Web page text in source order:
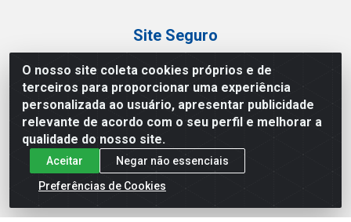
O nosso site coleta cookies próprios e de
terceiros para proporcionar uma experiência
personalizada ao usuário, apresentar publicidade
relevante de acordo com o seu perfil e melhorar a
qualidade do nosso site.
Aceitar
Negar não essenciais
Preferências de Cookies
Site Seguro
Loja / Showroom
Tel.: (11) 3227-0546
Av Vautier, 587/597 - Pari - São Paulo/SP